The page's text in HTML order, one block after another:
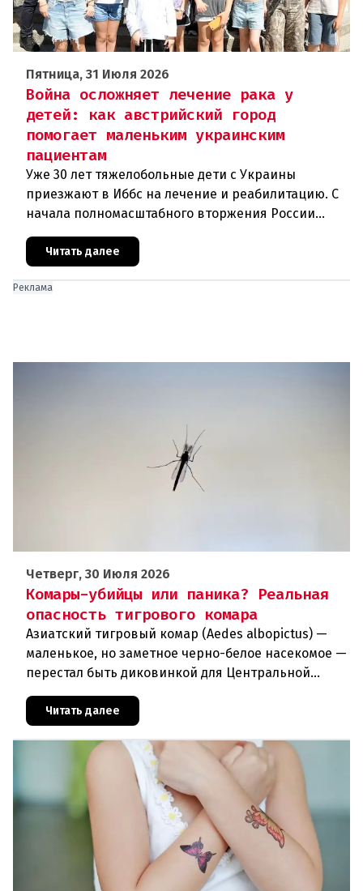
Пятница, 31 Июля 2026
Война осложняет лечение рака у
детей: как австрийский город
помогает маленьким украинским
пациентам
Уже 30 лет тяжелобольные дети с Украины
приезжают в Иббс на лечение и реабилитацию. С
начала полномасштабного вторжения России
доступной.Трагедия Чернобыля
Читать далее
Реклама
Четверг, 30 Июля 2026
Комары-убийцы или паника? Реальная
опасность тигрового комара
Азиатский тигровый комар (Aedes albopictus) —
маленькое, но заметное черно-белое насекомое —
перестал быть диковинкой для Центральной
обосновался в регионе и теперь
Читать далее